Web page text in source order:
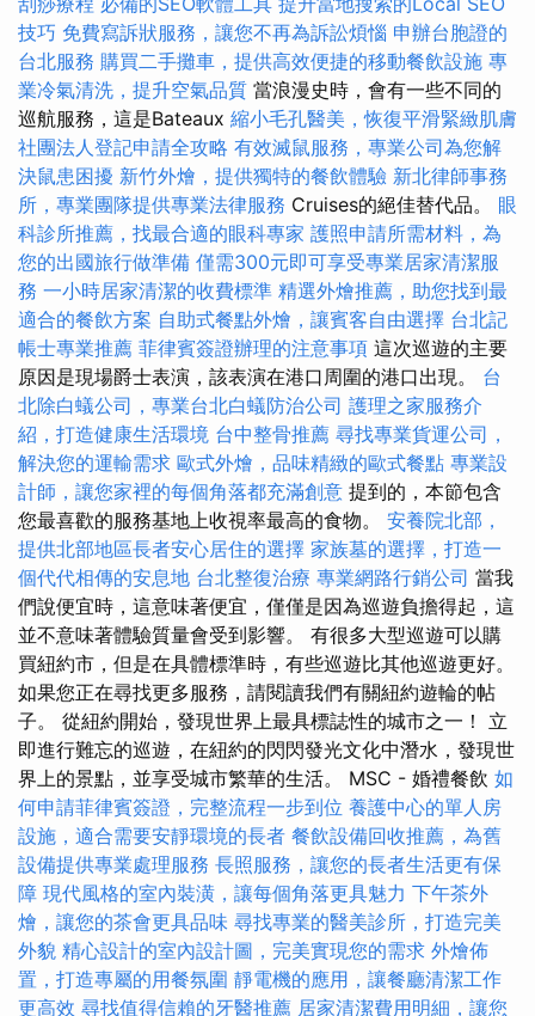
技巧 免費寫訴狀服務，讓您不再為訴訟煩惱 申辦台胞證的
台北服務 購買二手攤車，提供高效便捷的移動餐飲設施 專
業冷氣清洗，提升空氣品質 當浪漫史時，會有一些不同的
巡航服務，這是Bateaux 縮小毛孔醫美，恢復平滑緊緻肌膚
社團法人登記申請全攻略 有效滅鼠服務，專業公司為您解
決鼠患困擾 新竹外燴，提供獨特的餐飲體驗 新北律師事務
所，專業團隊提供專業法律服務 Cruises的絕佳替代品。 眼
科診所推薦，找最合適的眼科專家 護照申請所需材料，為
您的出國旅行做準備 僅需300元即可享受專業居家清潔服
務 一小時居家清潔的收費標準 精選外燴推薦，助您找到最
適合的餐飲方案 自助式餐點外燴，讓賓客自由選擇 台北記
帳士專業推薦 菲律賓簽證辦理的注意事項 這次巡遊的主要
原因是現場爵士表演，該表演在港口周圍的港口出現。 台
北除白蟻公司，專業台北白蟻防治公司 護理之家服務介
紹，打造健康生活環境 台中整骨推薦 尋找專業貨運公司，
解決您的運輸需求 歐式外燴，品味精緻的歐式餐點 專業設
計師，讓您家裡的每個角落都充滿創意 提到的，本節包含
您最喜歡的服務基地上收視率最高的食物。 安養院北部，
提供北部地區長者安心居住的選擇 家族墓的選擇，打造一
個代代相傳的安息地 台北整復治療 專業網路行銷公司 當我
們說便宜時，這意味著便宜，僅僅是因為巡遊負擔得起，這
並不意味著體驗質量會受到影響。 有很多大型巡遊可以購
買紐約市，但是在具體標準時，有些巡遊比其他巡遊更好。
如果您正在尋找更多服務，請閱讀我們有關紐約遊輪的帖
子。 從紐約開始，發現世界上最具標誌性的城市之一！ 立
即進行難忘的巡遊，在紐約的閃閃發光文化中潛水，發現世
界上的景點，並享受城市繁華的生活。 MSC - 婚禮餐飲 如
何申請菲律賓簽證，完整流程一步到位 養護中心的單人房
設施，適合需要安靜環境的長者 餐飲設備回收推薦，為舊
設備提供專業處理服務 長照服務，讓您的長者生活更有保
障 現代風格的室內裝潢，讓每個角落更具魅力 下午茶外
燴，讓您的茶會更具品味 尋找專業的醫美診所，打造完美
外貌 精心設計的室內設計圖，完美實現您的需求 外燴佈
置，打造專屬的用餐氛圍 靜電機的應用，讓餐廳清潔工作
更高效 尋找值得信賴的牙醫推薦 居家清潔費用明細，讓您